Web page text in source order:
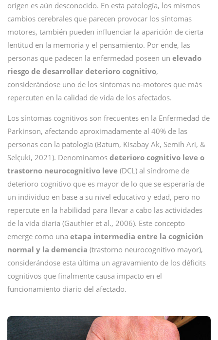
origen es aún desconocido. En esta patología, los mismos
cambios cerebrales que parecen provocar los síntomas
motores, también pueden influenciar la aparición de cierta
lentitud en la memoria y el pensamiento. Por ende, las
personas que padecen la enfermedad poseen un elevado
riesgo de desarrollar deterioro cognitivo,
considerándose uno de los síntomas no-motores que más
repercuten en la calidad de vida de los afectados.
Los síntomas cognitivos son frecuentes en la Enfermedad de
Parkinson, afectando aproximadamente al 40% de las
personas con la patología (Batum, Kisabay Ak, Semih Ari, &
Selçuki, 2021). Denominamos deterioro cognitivo leve o
trastorno neurocognitivo leve (DCL) al síndrome de
deterioro cognitivo que es mayor de lo que se esperaría de
un individuo en base a su nivel educativo y edad, pero no
repercute en la habilidad para llevar a cabo las actividades
de la vida diaria (Gauthier et al., 2006). Este concepto
emerge como una etapa intermedia entre la cognición
normal y la demencia (trastorno neurocognitivo mayor),
considerándose esta última un agravamiento de los déficits
cognitivos que finalmente causa impacto en el
funcionamiento diario del afectado.